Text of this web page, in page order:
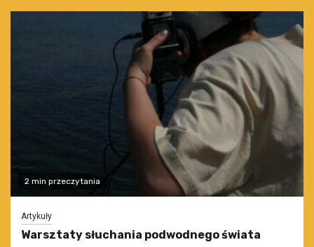
2 min przeczytania
Artykuły
Warsztaty słuchania podwodnego świata